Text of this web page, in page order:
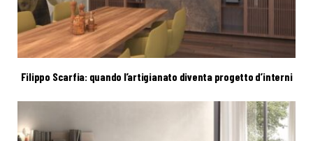
Filippo Scarfia: quando l’artigianato diventa progetto d’interni